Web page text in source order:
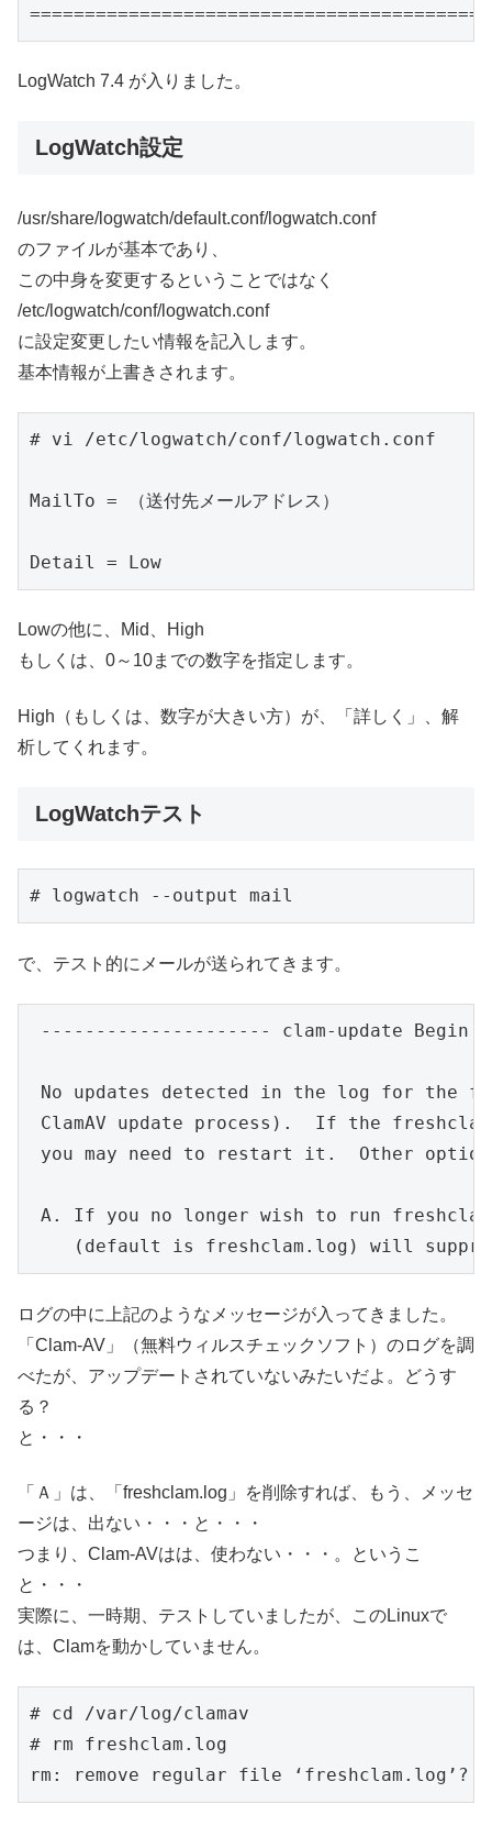
LogWatch 7.4 が入りました。
LogWatch設定
/usr/share/logwatch/default.conf/logwatch.conf
のファイルが基本であり、
この中身を変更するということではなく
/etc/logwatch/conf/logwatch.conf
に設定変更したい情報を記入します。
基本情報が上書きされます。
# vi /etc/logwatch/conf/logwatch.conf
MailTo = （送付先メールアドレス）
Detail = Low
Lowの他に、Mid、High
もしくは、0～10までの数字を指定します。
High（もしくは、数字が大きい方）が、「詳しく」、解
析してくれます。
LogWatchテスト
# logwatch --output mail
で、テスト的にメールが送られてきます。
--------------------- clam-update
No updates detected in the log for the
ClamAV update process).  If the
you may need to restart it.  Other
A. If you no longer wish to run
(default is freshclam.log) will
ログの中に上記のようなメッセージが入ってきました。
「Clam-AV」（無料ウィルスチェックソフト）のログを調
べたが、アップデートされていないみたいだよ。どうす
る？
と・・・
「Ａ」は、「freshclam.log」を削除すれば、もう、メッセ
ージは、出ない・・・と・・・
つまり、Clam-AVはは、使わない・・・。というこ
と・・・
実際に、一時期、テストしていましたが、このLinuxで
は、Clamを動かしていません。
# cd /var/log/clamav
# rm freshclam.log
rm: remove regular file ‘freshclam.log’? y